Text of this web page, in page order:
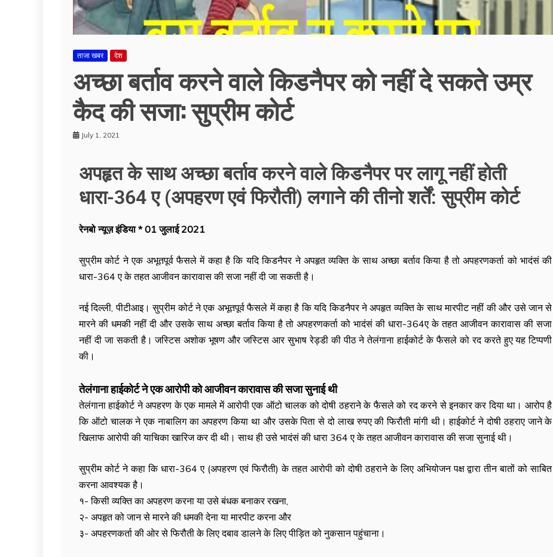
ताजा खबर देश
अच्छा बर्ताव करने वाले किडनैपर को नहीं दे सकते उम्र
कैद की सजा: सुप्रीम कोर्ट
July 1, 2021
अपहृत के साथ अच्छा बर्ताव करने वाले किडनैपर पर लागू नहीं होती
धारा-364 ए (अपहरण एवं फिरौती) लगाने की तीनो शर्तें: सुप्रीम कोर्ट
रेनबो न्यूज़ इंडिया * 01 जुलाई 2021
सुप्रीम कोर्ट ने एक अभूतपूर्व फैसले में कहा है कि यदि किडनैपर ने अपहृत व्यक्ति के साथ अच्छा बर्ताव किया है तो अपहरणकर्ता को भादंसं की
धारा-364 ए के तहत आजीवन कारावास की सजा नहीं दी जा सकती है।
नई दिल्ली, पीटीआइ। सुप्रीम कोर्ट ने एक अभूतपूर्व फैसले में कहा है कि यदि किडनैपर ने अपहृत व्यक्ति के साथ मारपीट नहीं की और उसे जान से
मारने की धमकी नहीं दी और उसके साथ अच्छा बर्ताव किया है तो अपहरणकर्ता को भादंसं की धारा-364ए के तहत आजीवन कारावास की सजा
नहीं दी जा सकती है। जस्टिस अशोक भूषण और जस्टिस आर सुभाष रेड्डी की पीठ ने तेलंगाना हाईकोर्ट के फैसले को रद करते हुए यह टिप्पणी
की।
तेलंगाना हाईकोर्ट ने एक आरोपी को आजीवन कारावास की सजा सुनाई थी
तेलंगाना हाईकोर्ट ने अपहरण के एक मामले में आरोपी एक ऑटो चालक को दोषी ठहराने के फैसले को रद करने से इनकार कर दिया था। आरोप है
कि ऑटो चालक ने एक नाबालिग का अपहरण किया था और उसके पिता से दो लाख रुपए की फिरौती मांगी थी। हाईकोर्ट ने दोषी ठहराए जाने के
खिलाफ आरोपी की याचिका खारिज कर दी थी। साथ ही उसे भादंसं की धारा 364 ए के तहत आजीवन कारावास की सजा सुनाई थी।
सुप्रीम कोर्ट ने कहा कि धारा-364 ए (अपहरण एवं फिरौती) के तहत आरोपी को दोषी ठहराने के लिए अभियोजन पक्ष द्वारा तीन बातों को साबित
करना आवश्यक है।
१- किसी व्यक्ति का अपहरण करना या उसे बंधक बनाकर रखना,
२- अपहृत को जान से मारने की धमकी देना या मारपीट करना और
३- अपहरणकर्ता की ओर से फिरौती के लिए दबाव डालने के लिए पीड़ित को नुकसान पहुंचाना।